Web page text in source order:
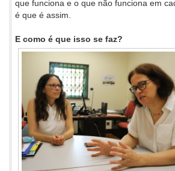
que funciona e o que não funciona em
é que é assim.
E como é que isso se faz?